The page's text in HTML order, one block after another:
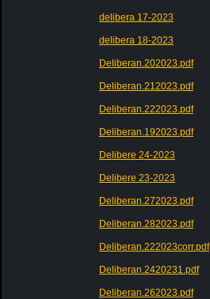
delibera 17-2023
delibera 18-2023
Deliberan.202023.pdf
Deliberan.212023.pdf
Deliberan.222023.pdf
Deliberan.192023.pdf
Delibere 24-2023
Delibere 23-2023
Deliberan.272023.pdf
Deliberan.282023.pdf
Deliberan.222023corr.pdf
Deliberan.2420231.pdf
Deliberan.262023.pdf